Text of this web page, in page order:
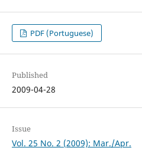
PDF (Portuguese)
Published
2009-04-28
Issue
Vol. 25 No. 2 (2009): Mar./Apr.